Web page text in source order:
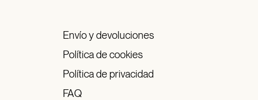
Envío y devoluciones
Política de cookies
Política de privacidad
FAQ